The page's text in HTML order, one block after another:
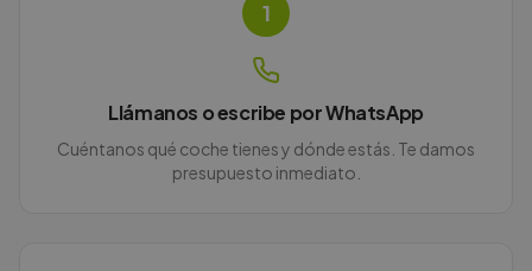
1
Llámanos o escribe por WhatsApp
Cuéntanos qué coche tienes y dónde estás. Te damos
presupuesto inmediato.